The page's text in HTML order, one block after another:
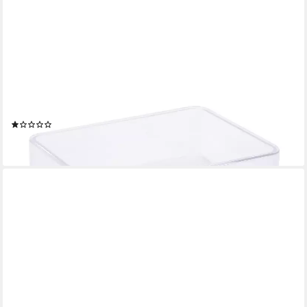
Aufbewahrungsbox ignore, 6 cm x 1,5 cm
3,79 €
lieferbar - in 4-5 Werktagen bei dir